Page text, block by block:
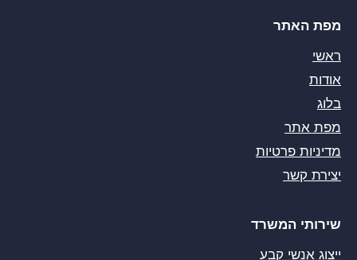
מפת האתר
ראשי
אודות
בלוג
מפת אתר
מדיניות פרטיות
יצירת קשר
שירותי המשרד
ייצוג אנשי קבע